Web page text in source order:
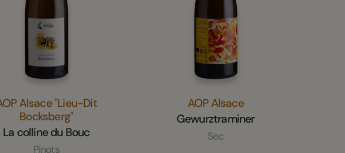
Alsace "Lieu-Dit
Bocksberg"
La colline du Bouc
Pinots
AOP Alsace
Gewurztraminer
Sec